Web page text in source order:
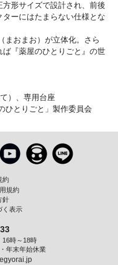
形サイズで設計され、前後
ーにはたまらない仕様とな
まおまお）が立体化。さら
『薬屋のひとりごと』の世
）、専用台座
ひとりごと」製作委員会
約
規約
針
く表示
16時～18時
年末年始休業